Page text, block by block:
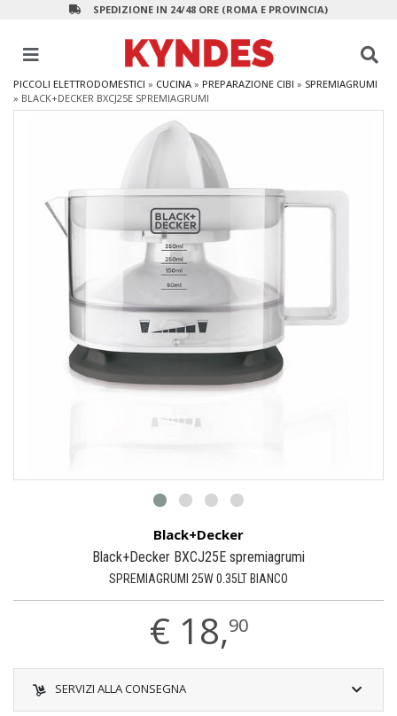
SPEDIZIONE IN 24/48 ORE (ROMA E PROVINCIA)
PICCOLI ELETTRODOMESTICI » CUCINA » PREPARAZIONE CIBI » SPREMIAGRUMI
» BLACK+DECKER BXCJ25E SPREMIAGRUMI
Black+Decker
Black+Decker BXCJ25E spremiagrumi
SPREMIAGRUMI 25W 0.35LT BIANCO
€ 18,90
SERVIZI ALLA CONSEGNA